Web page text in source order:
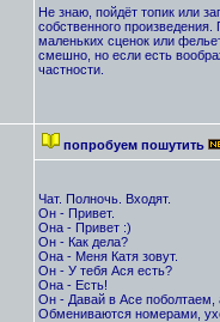
Не знаю, пойдёт топик или
собственного
маленьких сценок или
смешно, но если есть
частности.
попробуем пошутить
Чат. Полночь. Входят.
Он - Привет.
Она - Привет :)
Он - Как дела?
Она - Меня Катя зовут.
Он - У тебя Ася есть?
Она - Есть!
Он - Давай в Асе поболтаем,
Обмениваются номерами,